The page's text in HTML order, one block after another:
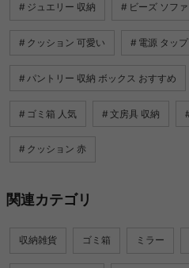
ジュエリー 収納 ビーズ ソファ
クッション 可愛い 電源 タッ
パントリー 収納 ボックス おすすめ
ゴミ箱 人気 文房具 収納
クッション 赤
関連カテゴリ
収納雑貨 ゴミ箱 ミラー